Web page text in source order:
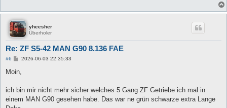
yheesher
Überholer
Re: ZF S5-42 MAN G90 8.136 FAE
#6
B
i
t
a
2026-06-03 22:35:33
Moin,
ich bin mir nicht mehr sicher welches 5 Gang ZF Getriebe ich mal in
einem MAN G90 gesehen habe. Das war ne grün schwarze extra Lange